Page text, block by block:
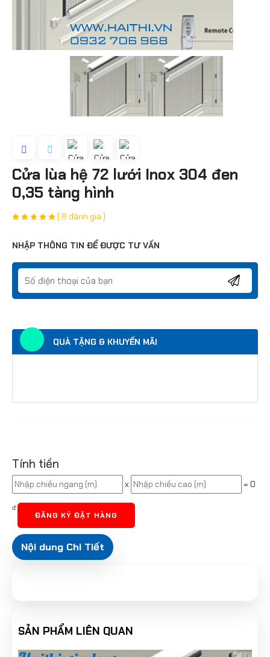
Cửa lùa hệ 72 lưới Inox 304 đen
0,35 tàng hình
( 8 đánh giá )
NHẬP THÔNG TIN ĐỂ ĐƯỢC TƯ VẤN
QUÀ TẶNG & KHUYẾN MÃI
Tính tiền
x = 0
đ
ĐĂNG KÝ ĐẶT HÀNG
Nội dung Chi Tiết
SẢN PHẨM LIÊN QUAN